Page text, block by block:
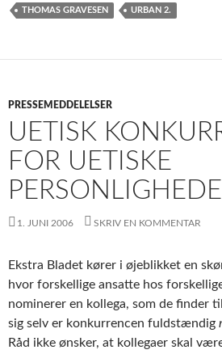
THOMAS GRAVESEN URBAN 2.
PRESSEMEDDELELSER
UETISK
FOR UETISKE
1. JUNI 2006 SKRIV EN KOMMENTAR
Ekstra Bladet kører i øjeblikket en
hvor forskellige ansatte hos
nominerer en kollega, som de finder
sig selv er konkurrencen fuldstændig
Råd ikke ønsker, at kollegaer skal